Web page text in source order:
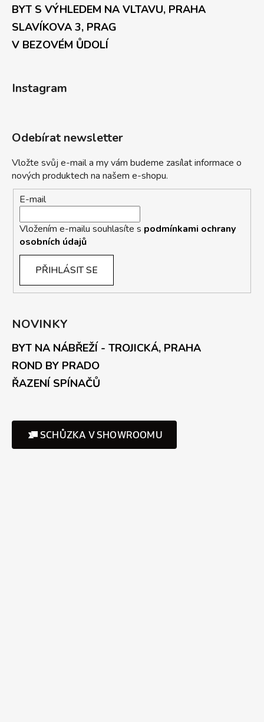
BYT S VÝHLEDEM NA VLTAVU, PRAHA
SLAVÍKOVA 3, PRAG
V BEZOVÉM ŮDOLÍ
Instagram
Odebírat newsletter
Vložte svůj e-mail a my vám budeme zasílat informace o
nových produktech na našem e-shopu.
E-mail
Vložením e-mailu souhlasíte s podmínkami ochrany
osobních údajů
PŘIHLÁSIT SE
NOVINKY
BYT NA NÁBŘEŽÍ - TROJICKÁ, PRAHA
ROND BY PRADO
ŘAZENÍ SPÍNAČŮ
SCHŮZKA V SHOWROOMU